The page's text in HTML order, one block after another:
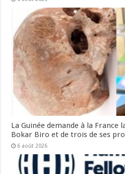
La Guinée demande à la
Bokar Biro et de trois de ses
6 août 2026